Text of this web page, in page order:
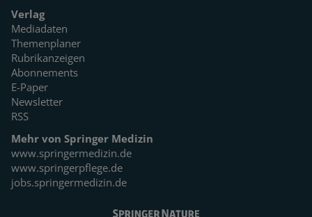
Verlag
Mediadaten
Themenplaner
Rubrikanzeigen
Abonnements
E-Paper
Newsletter
RSS
Mehr von Springer Medizin
www.springermedizin.de
www.springerpflege.de
jobs.springermedizin.de